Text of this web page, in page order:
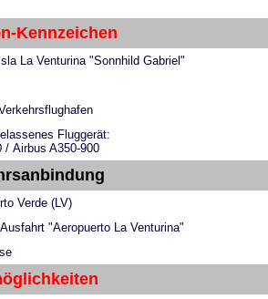
Kennzeichen
La Venturina "Sonnhild Gabriel"
Fluggerät:
/ Airbus A350-900
Verde (LV)
"Aeropuerto La Venturina"